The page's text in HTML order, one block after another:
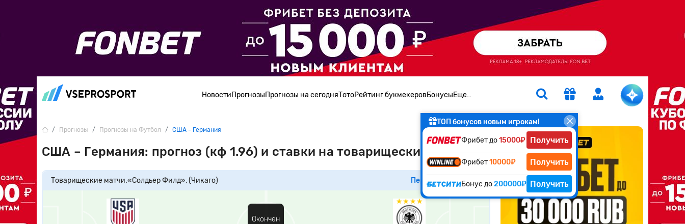
НовостиПрогнозыПрогнозы на сегодняТотоРейтинг букмекеровБонусыЕще…
ТОП бонусов новым игрокам!
Фрибет до15000₽ Получить
Фрибет10000₽ Получить
Бонус до200000₽ Получить
США – Германия: прогноз (кф 1.96) и ставки на товарищеский матч
Прогнозы Прогнозы на Футбол США - Германия
Товарищеские матчи.«Солдьер Филд», (Чикаго) Перейти к матчу
Окончен